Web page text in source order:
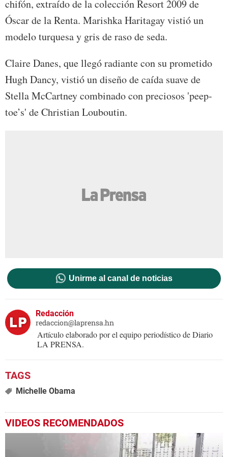
chifón, extraído de la colección Resort 2009 de
Óscar de la Renta. Marishka Haritagay vistió un
modelo turquesa y gris de raso de seda.
Claire Danes, que llegó radiante con su prometido
Hugh Dancy, vistió un diseño de caída suave de
Stella McCartney combinado con preciosos 'peep-
toe’s' de Christian Louboutin.
Unirme al canal de noticias
Redacción
redaccion@laprensa.hn
Artículo elaborado por el equipo periodístico de Diario
LA PRENSA.
Michelle Obama
VIDEOS RECOMENDADOS